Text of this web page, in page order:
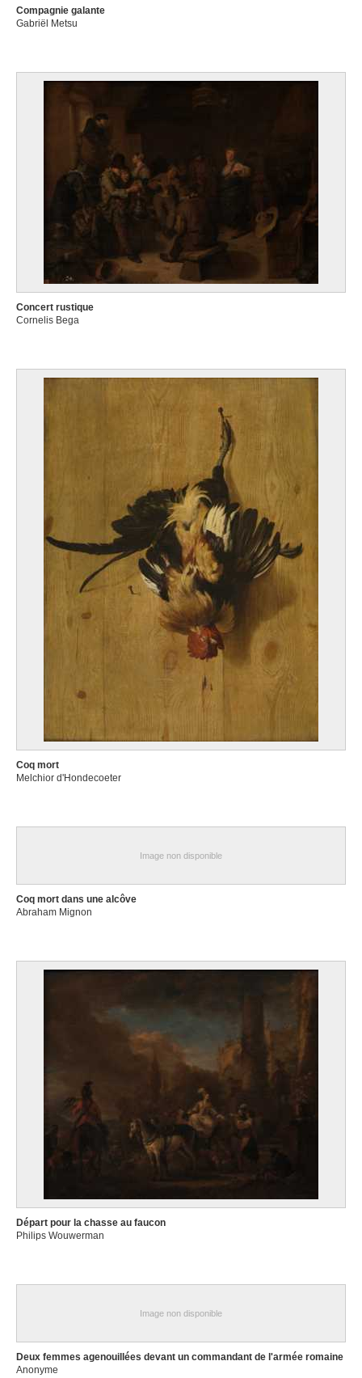
Compagnie galante
Gabriël Metsu
Concert rustique
Cornelis Bega
Coq mort
Melchior d'Hondecoeter
Image non disponible
Coq mort dans une alcôve
Abraham Mignon
Départ pour la chasse au faucon
Philips Wouwerman
Image non disponible
Deux femmes agenouillées devant un commandant de l'armée romaine
Anonyme